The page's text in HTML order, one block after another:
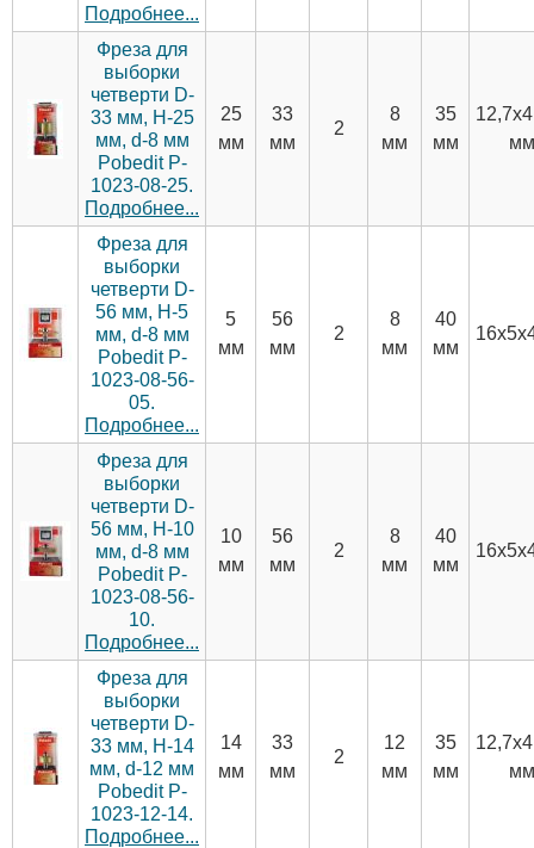
Подробнее...
Фреза для
выборки
четверти D-
33 мм, H-25
мм, d-8 мм
Pobedit P-
1023-08-25.
Подробнее...
25
мм
33
мм
2
8
мм
35
мм
мм
Фреза для
выборки
четверти D-
56 мм, H-5
мм, d-8 мм
Pobedit P-
1023-08-56-
05.
Подробнее...
5
мм
56
мм
2
8
мм
40
мм
Фреза для
выборки
четверти D-
56 мм, H-10
мм, d-8 мм
Pobedit P-
1023-08-56-
10.
Подробнее...
10
мм
56
мм
2
8
мм
40
мм
Фреза для
выборки
четверти D-
33 мм, H-14
мм, d-12 мм
Pobedit P-
1023-12-14.
Подробнее...
14
мм
33
мм
2
12
мм
35
мм
мм